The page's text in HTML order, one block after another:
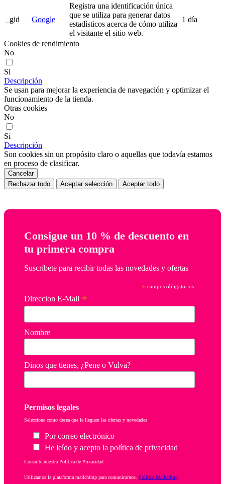
_gid Google
Registra una identificación única
que se utiliza para generar datos
estadísticos acerca de cómo utiliza
el visitante el sitio web.
1 día
Cookies de rendimiento
No
Si
Descripción
Se usan para mejorar la experiencia de navegación y optimizar el
funcionamiento de la tienda.
Otras cookies
No
Si
Descripción
Son cookies sin un propósito claro o aquellas que todavía estamos
en proceso de clasificar.
Cancelar
Rechazar todo
Aceptar selección Aceptar todo
Consigue un 10 % de descuento en
tu primera compra
Suscríbete para recibir todas las novedades y ofertas
* campos obligatorios
Direccion E-Mail *
Nombre
Dinos que tienes, ¿Pene o Vulva?
Permisos legales
Seleccione como desea que le lleguen las ofertas y novedades
Por correo electrónico
He leído y acepto la política de privacidad
Consulte nuestra Política de Privacidad
Utilizamos la plataforma mailchimp para comunicarnos. Política Mailchimp